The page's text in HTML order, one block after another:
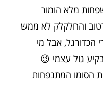
מלא הומור
והחלקלק לא ממש
הכדורגל, אבל מי
גול עצמי 😉
הסומו המתנפחות